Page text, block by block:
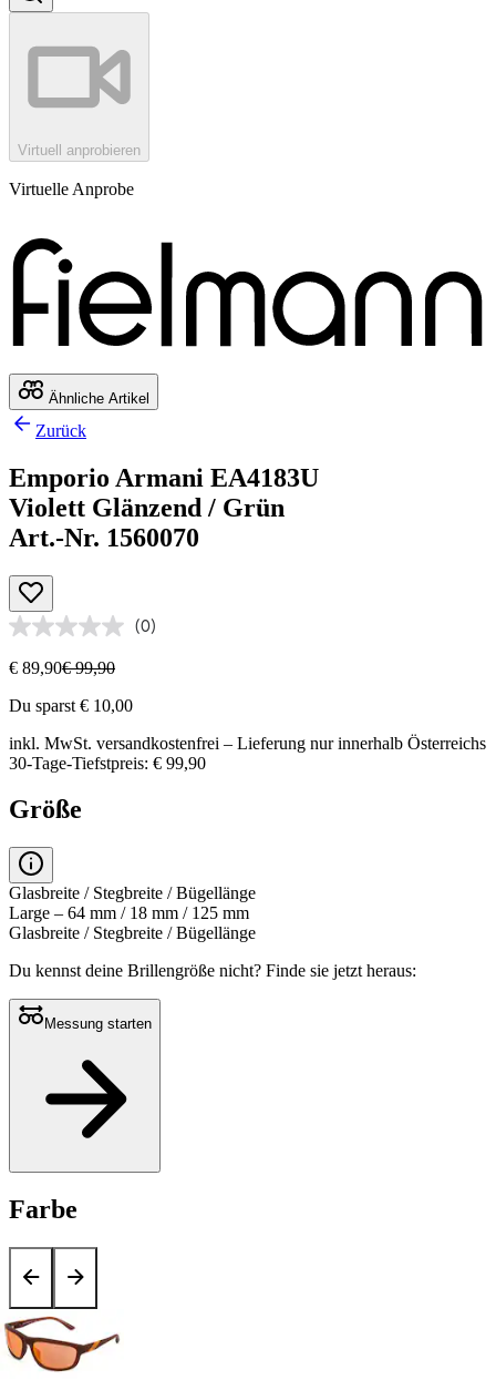
Virtuell anprobieren
Virtuelle Anprobe
Ähnliche Artikel
Zurück
Emporio Armani EA4183U
Violett Glänzend / Grün
Art.-Nr. 1560070
(0)
€ 89,90€ 99,90
Du sparst € 10,00
inkl. MwSt. versandkostenfrei – Lieferung nur innerhalb Österreichs
30-Tage-Tiefstpreis: € 99,90
Größe
Glasbreite / Stegbreite / Bügellänge
Large – 64 mm / 18 mm / 125 mm
Glasbreite / Stegbreite / Bügellänge
Du kennst deine Brillengröße nicht? Finde sie jetzt heraus:
Messung starten
Farbe